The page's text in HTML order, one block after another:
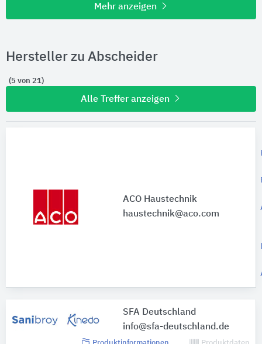
Mehr anzeigen
Hersteller zu Abscheider
(5 von 21)
Alle Treffer anzeigen
ACO Haustechnik
haustechnik@aco.com
SFA Deutschland
info@sfa-deutschland.de